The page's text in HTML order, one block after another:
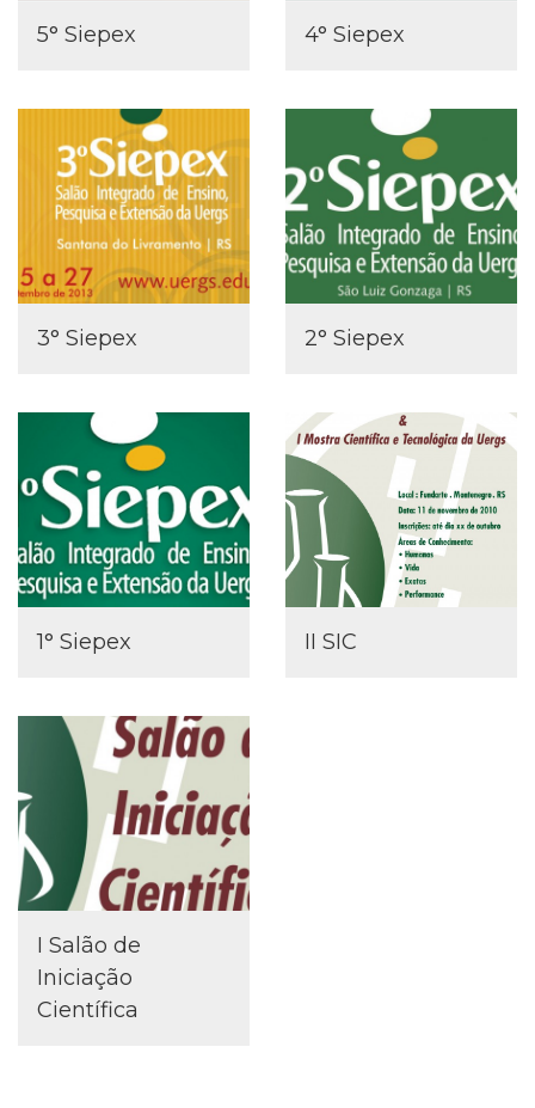
5° Siepex 4° Siepex
3° Siepex 2° Siepex
1° Siepex II SIC
I Salão de
Iniciação
Científica